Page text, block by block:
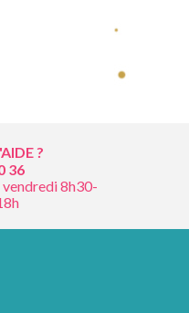
?
36
vendredi 8h30-